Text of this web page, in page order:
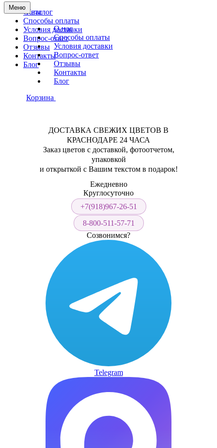
Меню
О нас
Способы оплаты
Условия доставки
Вопрос-ответ
Отзывы
Контакты
Блог
Каталог
О нас
Способы оплаты
Условия доставки
Вопрос-ответ
Отзывы
Контакты
Блог
Корзина
ДОСТАВКА СВЕЖИХ ЦВЕТОВ В
КРАСНОДАРЕ 24 ЧАСА
Заказ цветов с доставкой, фотоотчетом,
упаковкой
и открыткой с Вашим текстом в подарок!
Ежедневно
Круглосуточно
+7(918)967-26-51
8-800-511-57-71
Созвонимся?
Telegram